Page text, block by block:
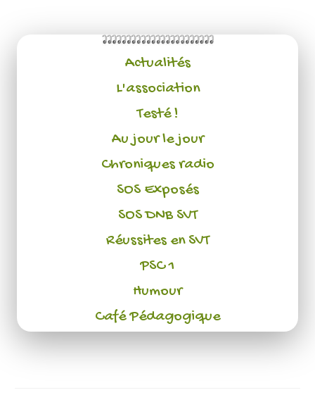
Actualités
L'association
Testé !
Au jour le jour
Chroniques radio
SOS Exposés
SOS DNB SVT
Réussites en SVT
PSC 1
Humour
Café Pédagogique